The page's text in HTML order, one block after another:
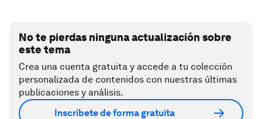
No te pierdas ninguna actualización sobre
este tema
Crea una cuenta gratuita y accede a tu colección
personalizada de contenidos con nuestras últimas
publicaciones y análisis.
Inscríbete de forma gratuita